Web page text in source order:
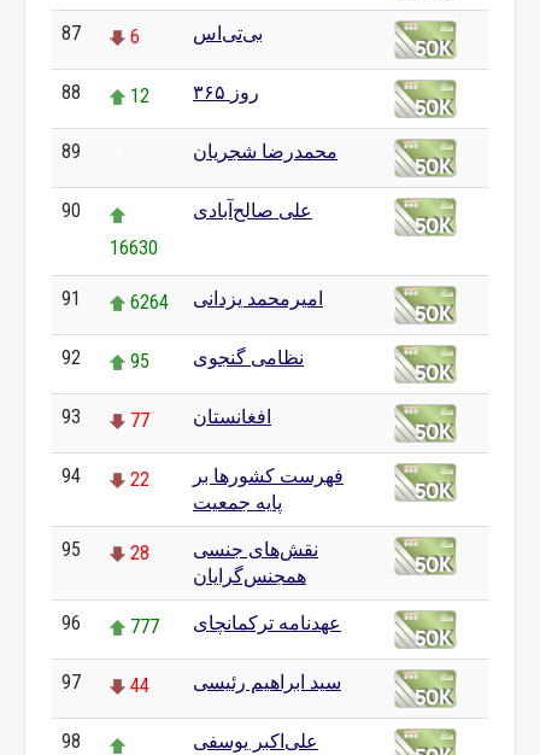
87 6 بی‌تی‌اس
88 12 ۳۶۵ روز
89 محمدرضا شجریان
90
16630
علی صالح‌آبادی
91 6264 امیرمحمد یزدانی
92 95 نظامی گنجوی
93 77 افغانستان
94 22
فهرست کشورها بر
پایه جمعیت
95 28
نقش‌های جنسی
همجنس‌گرایان
96 777 عهدنامه ترکمانچای
97 44 سید ابراهیم رئیسی
98
علی‌اکبر یوسفی